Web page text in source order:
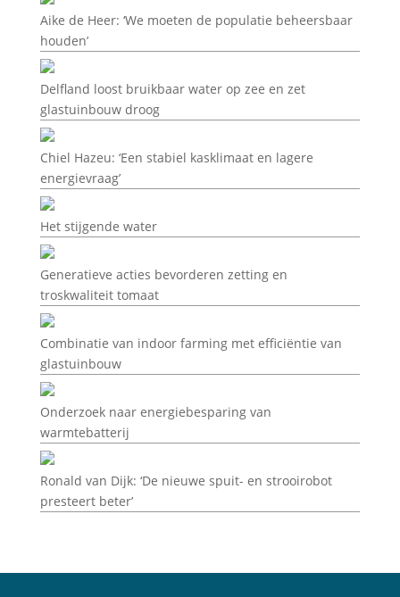
Aike de Heer: ‘We moeten de populatie beheersbaar
houden’
Delfland loost bruikbaar water op zee en zet
glastuinbouw droog
Chiel Hazeu: ‘Een stabiel kasklimaat en lagere
energievraag’
Het stijgende water
Generatieve acties bevorderen zetting en
troskwaliteit tomaat
Combinatie van indoor farming met efficiëntie van
glastuinbouw
Onderzoek naar energiebesparing van
warmtebatterij
Ronald van Dijk: ‘De nieuwe spuit- en strooirobot
presteert beter’